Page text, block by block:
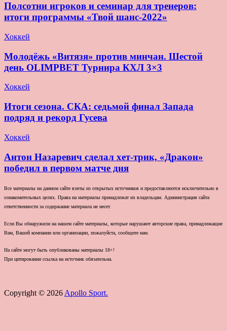
Полсотни игроков и семинар для тренеров:
итоги программы «Твой шанс-2022»
Хоккей
Молодёжь «Витязя» против минчан. Шестой
день OLIMPBET Турнира КХЛ 3×3
Хоккей
Итоги сезона. СКА: седьмой финал Запада
подряд и рекорд Гусева
Хоккей
Антон Назаревич сделал хет-трик, «Дракон»
победил в первом матче дня
Все материалы на данном сайте взяты из открытых источников и предоставляются исключительно в
ознакомительных целях. Права на материалы принадлежат их владельцам. Администрация сайта
ответственности за содержание материала не несет.
Если Вы обнаружили на нашем сайте материалы, которые нарушают авторские права, принадлежащие
Вам, Вашей компании или организации, пожалуйста, сообщите нам.
На сайте могут быть опубликованы материалы 18+!
При цитировании ссылка на источник обязательна.
Copyright © 2026 Apollo Sport.